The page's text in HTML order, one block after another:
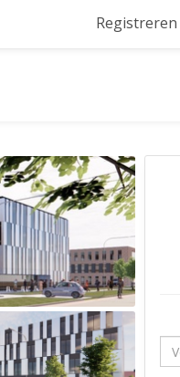
Registreren